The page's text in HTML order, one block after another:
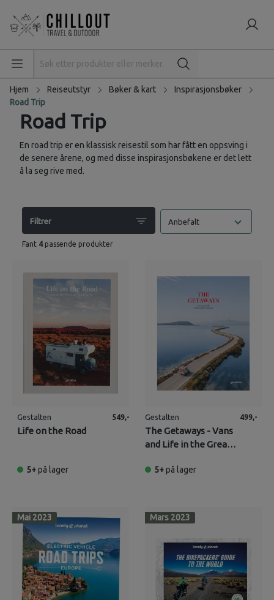
Hjem Reiseutstyr Bøker & kart
Inspirasjonsbøker
Road Trip
Road Trip
En road trip er en klassisk reisestil som har fått en oppsving i
de senere årene, og med disse inspirasjonsbøkene er det lett
å la seg rive med.
Filtrer Anbefalt
Fant 4passende produkter
Gestalten
Life on the Road
549,-
5+på lager
Gestalten
The Getaways - Vans
and Life in the Great
499,-
5+på lager
Mai 2023 Mars 2023